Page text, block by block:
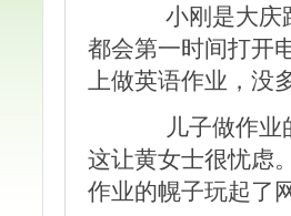
小刚是大庆路
都会第一时间打开
上做英语作业，没
儿子做作业的
这让黄女士很忧虑
作业的幌子玩起了